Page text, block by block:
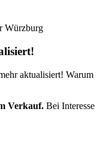
Würzburg
aktualisiert! Warum
Verkauf. Bei Interesse